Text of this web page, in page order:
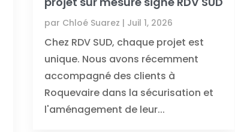
par Chloé Suarez | Juil 1, 2026
Chez RDV SUD, chaque projet est
unique. Nous avons récemment
accompagné des clients à
Roquevaire dans la sécurisation et
l'aménagement de leur...